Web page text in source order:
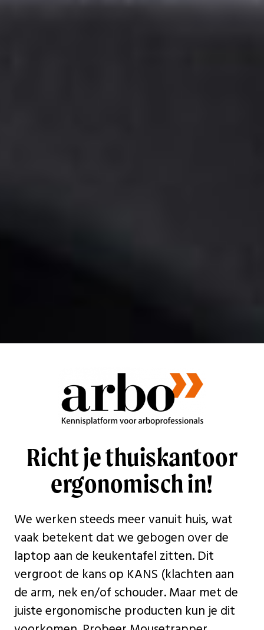
Richt je thuiskantoor
ergonomisch in!
We werken steeds meer vanuit huis, wat
vaak betekent dat we gebogen over de
laptop aan de keukentafel zitten. Dit
vergroot de kans op KANS (klachten aan
de arm, nek en/of schouder. Maar met de
juiste ergonomische producten kun je dit